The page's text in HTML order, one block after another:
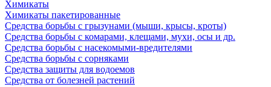
Химикаты
Химикаты пакетированные
Средства борьбы с грызунами (мыши, крысы, кроты)
Средства борьбы с комарами, клещами, мухи, осы и др.
Средства борьбы с насекомыми-вредителями
Средства борьбы с сорняками
Средства защиты для водоемов
Средства от болезней растений